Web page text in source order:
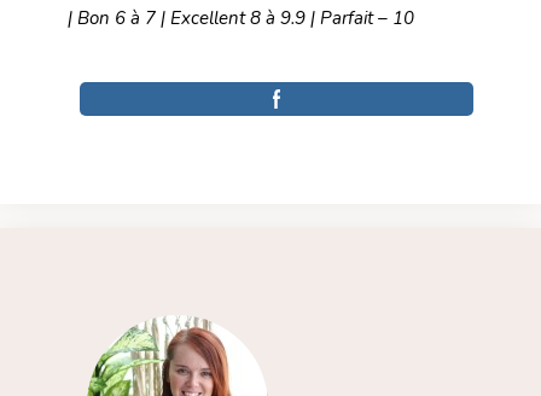
| Bon 6 à 7 | Excellent 8 à 9.9 | Parfait – 10